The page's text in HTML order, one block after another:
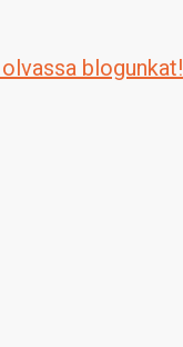
blogunkat!